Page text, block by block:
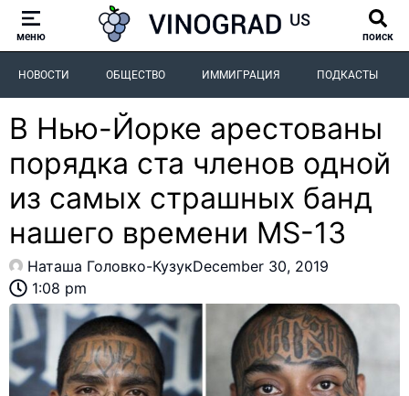
меню поиск
НОВОСТИ ОБЩЕСТВО ИММИГРАЦИЯ ПОДКАСТЫ
В Нью-Йорке арестованы
порядка ста членов одной
из самых страшных банд
нашего времени MS-13
Наташа Головко-КузукDecember 30, 2019
1:08 pm